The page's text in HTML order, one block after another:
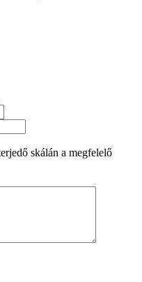
skálán a megfelelő